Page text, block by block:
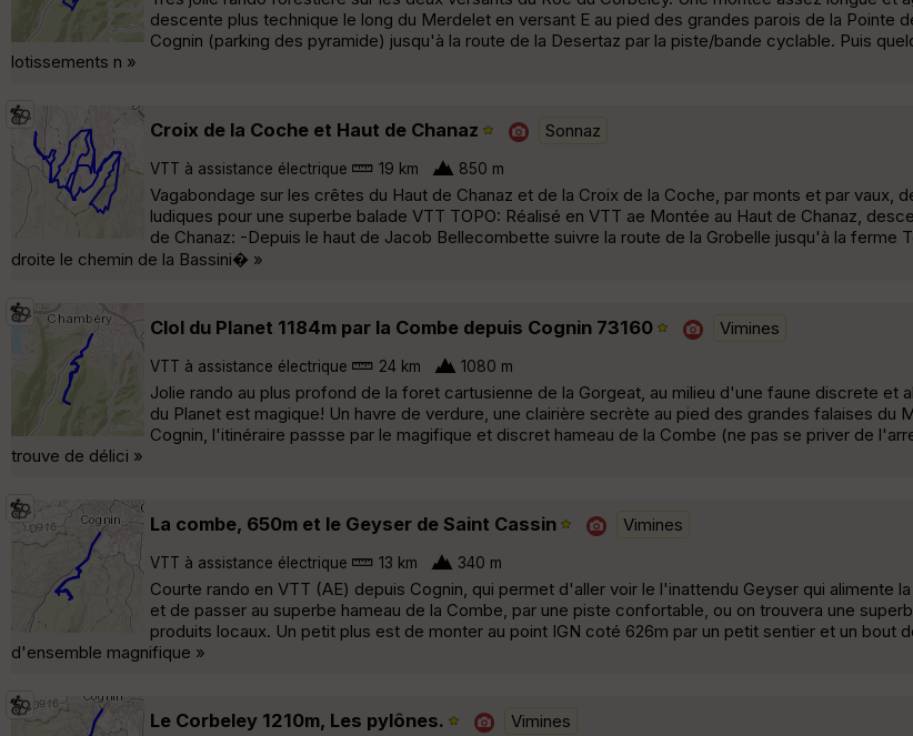
descente plus technique le long du Merdelet en versant E au pied des grandes parois de la Pointe
Cognin (parking des pyramide) jusqu'à la route de la Desertaz par la piste/bande cyclable. Puis
lotissements n »
Croix de la Coche et Haut de Chanaz Sonnaz
VTT à assistance électrique 19 km 850 m
Vagabondage sur les crêtes du Haut de Chanaz et de la Croix de la Coche, par monts et par vaux,
ludiques pour une superbe balade VTT TOPO: Réalisé en VTT ae Montée au Haut de Chanaz,
de Chanaz: -Depuis le haut de Jacob Bellecombette suivre la route de la Grobelle jusqu'à la ferme
droite le chemin de la Bassini� »
Clol du Planet 1184m par la Combe depuis Cognin 73160 Vimines
VTT à assistance électrique 24 km 1080 m
Jolie rando au plus profond de la foret cartusienne de la Gorgeat, au milieu d'une faune discrete et
du Planet est magique! Un havre de verdure, une clairière secrète au pied des grandes falaises du
Cognin, l'itinéraire passse par le magifique et discret hameau de la Combe (ne pas se priver de
trouve de délici »
La combe, 650m et le Geyser de Saint Cassin Vimines
VTT à assistance électrique 13 km 340 m
Courte rando en VTT (AE) depuis Cognin, qui permet d'aller voir le l'inattendu Geyser qui alimente
et de passer au superbe hameau de la Combe, par une piste confortable, ou on trouvera une
produits locaux. Un petit plus est de monter au point IGN coté 626m par un petit sentier et un bout
d'ensemble magnifique »
Le Corbeley 1210m, Les pylônes. Vimines